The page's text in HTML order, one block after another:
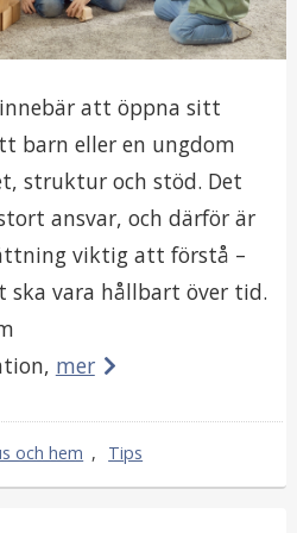
att öppna sitt
barn eller en ungdom
struktur och stöd. Det
ansvar, och därför är
viktig att förstå –
vara hållbart över tid.
mer
och hem , Tips